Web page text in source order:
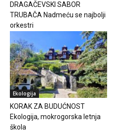
DRAGAČEVSKI SABOR
TRUBAČA Nadmeću se najbolji
orkestri
Ekologija
KORAK ZA BUDUĆNOST
Ekologija, mokrogorska letnja
škola